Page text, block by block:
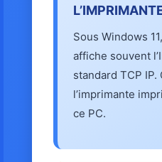
Sous Windows
affiche souvent
standard TCP IP.
l’imprimante
ce PC.